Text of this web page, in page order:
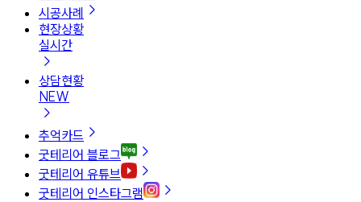
시공사례
현장상황
실시간
상담현황
NEW
추억카드
굿테리어 블로그
굿테리어 유튜브
굿테리어 인스타그램